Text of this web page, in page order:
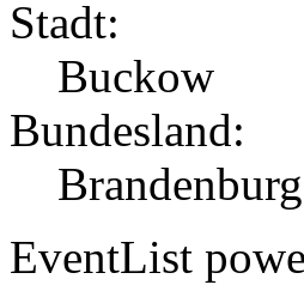
Stadt:
Buckow
Bundesland:
Brandenburg
EventList